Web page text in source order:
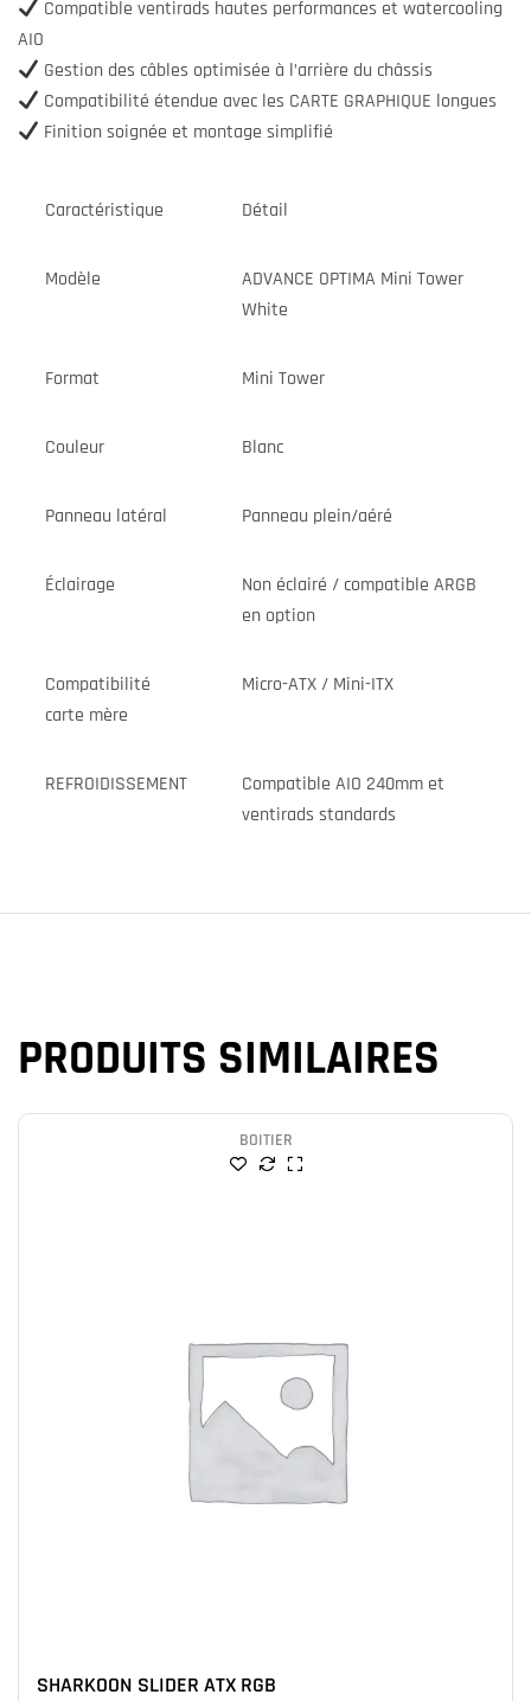
Compatible ventirads hautes performances et watercooling
AIO
Gestion des câbles optimisée à l’arrière du châssis
Compatibilité étendue avec les CARTE GRAPHIQUE longues
Finition soignée et montage simplifié
Caractéristique Détail
Modèle
ADVANCE OPTIMA Mini Tower
White
Format Mini Tower
Couleur Blanc
Panneau latéral Panneau plein/aéré
Éclairage
Non éclairé / compatible ARGB
en option
Compatibilité
carte mère
Micro-ATX / Mini-ITX
REFROIDISSEMENT
Compatible AIO 240mm et
ventirads standards
PRODUITS SIMILAIRES
BOITIER
SHARKOON SLIDER ATX RGB